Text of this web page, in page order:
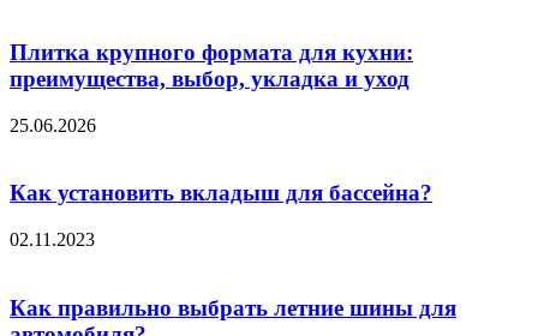
Плитка крупного формата для кухни:
преимущества, выбор, укладка и уход
25.06.2026
Как установить вкладыш для бассейна?
02.11.2023
Как правильно выбрать летние шины для